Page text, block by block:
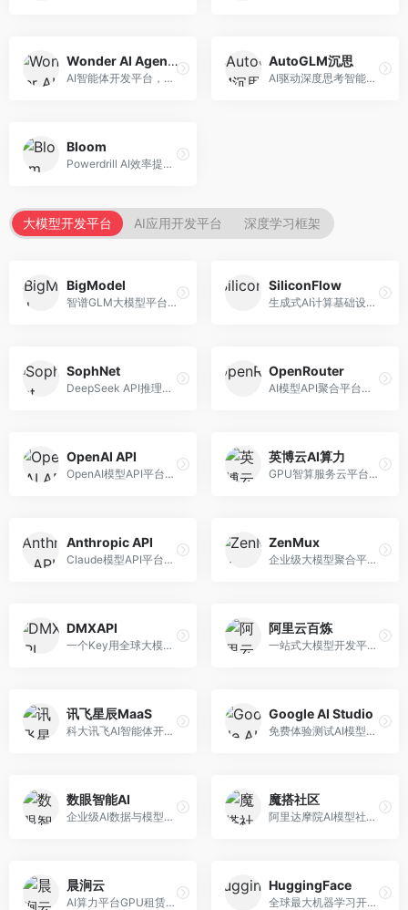
Wonder AI Agents
AI智能体开发平台，专注于低代码智能体创建。面向开发者，提供可视化开发、模板库、部署服务等功能，开发门槛低。
AutoGLM沉思
AI驱动深度思考智能体，专注于复杂推理任务。面向高级用户，提供深度分析、逻辑推理、决策支持等服务，推理能力强。
Bloom
Powerdrill AI效率提升平台，专注于企业智能化。面向企业用户，提供智能体创建、流程自动化、数据分析等服务，企业效率提升显著。
大模型开发平台 AI应用开发平台 深度学习框架
BigModel
智谱GLM大模型平台，提供API调用与模型服务。面向开发者和企业用户，提供GLM系列模型API、微调服务、应用开发工具等，开源生态完善。
SiliconFlow
生成式AI计算基础设施平台，专注于模型推理服务。面向开发者和企业，提供多模型API、高性能推理、成本优化等服务，推理性价比高。
SophNet
DeepSeek API推理平台，专注于DeepSeek模型服务。面向开发者，提供DeepSeek模型API、高性能推理、低成本服务，推理效率高。
OpenRouter
AI模型API聚合平台，整合多种主流大模型。面向开发者，提供统一API接口、模型对比、成本优化等服务，模型选择灵活。
OpenAI API
OpenAI模型API平台，提供GPT系列模型服务。面向开发者，提供模型API、微调服务、Assistants API等，是AI开发领域的基础设施。
英博云AI算力
GPU智算服务云平台，专注于AI算力租赁。面向AI研究者和企业，提供GPU租赁、模型训练、推理服务等，算力资源丰富。
Anthropic API
Claude模型API平台，专注于安全可靠的AI服务。面向开发者，提供Claude系列模型API、安全特性、企业级服务等，API质量高。
ZenMux
企业级大模型聚合平台，专注于企业AI服务。面向企业用户，提供多模型管理、安全合规、成本优化等服务，企业级功能完善。
DMXAPI
一个Key用全球大模型的聚合平台。面向开发者，提供多模型统一API、简化接入、成本控制等服务，接入便捷。
阿里云百炼
一站式大模型开发平台，深度整合阿里云服务。面向企业开发者和AI团队，提供模型训练、微调、部署、应用开发等全流程服务，企业级功能完善。
讯飞星辰MaaS
科大讯飞AI智能体开发平台，专注于企业级模型服务。面向企业用户，提供模型调用、智能体创建、行业解决方案等服务，中文能力突出。
Google AI Studio
免费体验测试AI模型的平台，深度整合Google生态。面向开发者和研究者，提供Gemini模型体验、API密钥管理、提示词测试等服务，免费使用。
数眼智能AI
企业级AI数据与模型服务平台，专注于数据驱动AI。面向企业用户，提供数据管理、模型训练、部署服务等，数据治理能力强。
魔搭社区
阿里达摩院AI模型社区，专注于中文AI生态。面向中文开发者，提供开源模型、数据集、开发工具等资源，中文模型丰富。
晨涧云
AI算力平台GPU租赁服务，专注于弹性算力。面向开发者和研究者，提供GPU租赁、弹性调度、成本优化等服务，算力灵活。
HuggingFace
全球最大机器学习开源社区，整合模型库与开发工具。面向AI研究者和开发者，提供开源模型、数据集、开发工具等资源，开源生态最完善。